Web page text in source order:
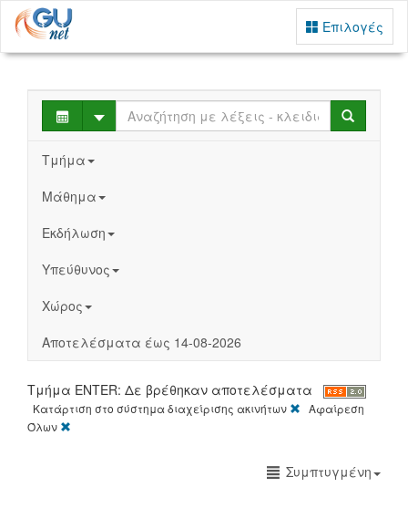
Επιλογές
Select Search
Τμήμα
Μάθημα
Εκδήλωση
Υπεύθυνος
Χώρος
Αποτελέσματα έως 14-08-2026
Τμήμα ENTER: Δε βρέθηκαν αποτελέσματα
Κατάρτιση στο σύστημα διαχείρισης ακινήτων [X]Αφαίρεση
Όλων
Συμπτυγμένη